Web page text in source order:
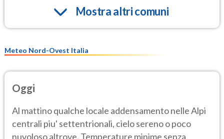
Mostra altri comuni
Meteo Nord-Ovest Italia
Oggi
Al mattino qualche locale addensamento nelle Alpi
centrali piu' settentrionali, cielo sereno o poco
nuvoloso altrove. Temperature minime senza